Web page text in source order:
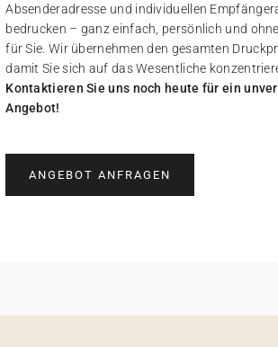
Absenderadresse und individuellen
bedrucken – ganz einfach, persönlich und
für Sie. Wir übernehmen den gesamten
damit Sie sich auf das Wesentliche
Kontaktieren Sie uns noch heute für ein
Angebot!
ANGEBOT ANFRAGEN